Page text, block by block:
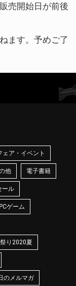
売開始日が前後
ます。予めご了
ェア・イベント
他 電子書籍
ール
ゲーム
り2020夏
のメルマガ